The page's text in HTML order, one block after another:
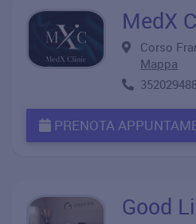
MedX
Corso
Mappa
PRENOTA
Good